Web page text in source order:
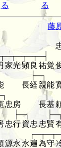
る
る
藤
家光顕良 祐覚
├─┐
長経 親能
│
忠房 長基
├─┐ ├─┐
忠行資忠 忠賢
源永 永遍為守